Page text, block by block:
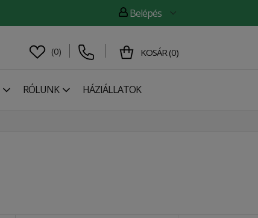
Belépés
(0) KOSÁR(0)
RÓLUNK HÁZIÁLLATOK